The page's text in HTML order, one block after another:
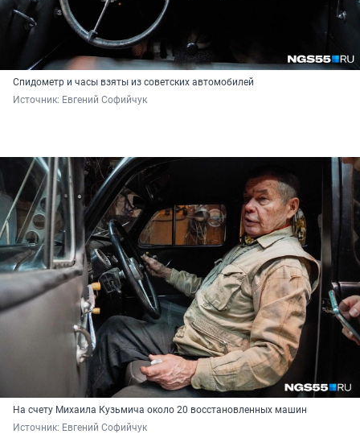
Спидометр и часы взяты из советских автомобилей
Источник: Евгений Софийчук
На счету Михаила Кузьмича около 20 восстановленных машин
Источник: Евгений Софийчук